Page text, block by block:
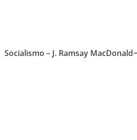
Socialismo – J. Ramsay MacDonald